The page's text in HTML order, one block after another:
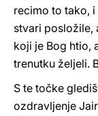
recimo to tako,
stvari posložile,
koji je Bog htio,
trenutku željeli.
S te točke
ozdravljenje